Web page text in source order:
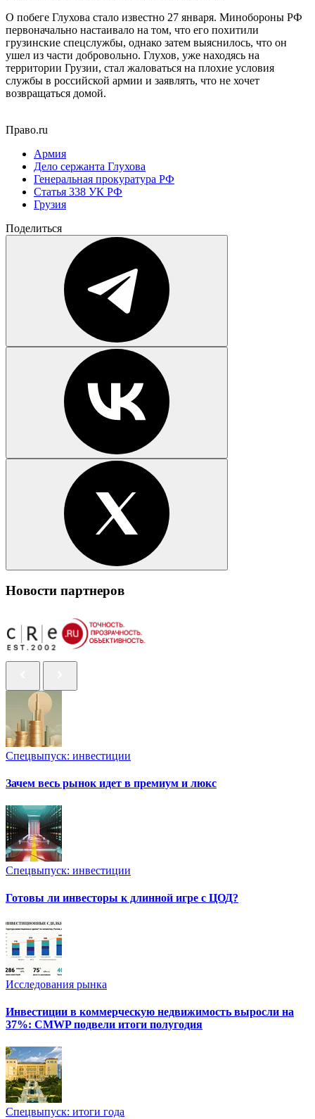
О побеге Глухова стало известно 27 января. Минобороны РФ
первоначально настаивало на том, что его похитили
грузинские спецслужбы, однако затем выяснилось, что он
ушел из части добровольно. Глухов, уже находясь на
территории Грузии, стал жаловаться на плохие условия
службы в российской армии и заявлять, что не хочет
возвращаться домой.
Право.ru
Армия
Дело сержанта Глухова
Генеральная прокуратура РФ
Статья 338 УК РФ
Грузия
Поделиться
Новости партнеров
Спецвыпуск: инвестиции
Зачем весь рынок идет в премиум и люкс
Спецвыпуск: инвестиции
Готовы ли инвесторы к длинной игре с ЦОД?
Исследования рынка
Инвестиции в коммерческую недвижимость выросли на
37%: CMWP подвели итоги полугодия
Спецвыпуск: итоги года